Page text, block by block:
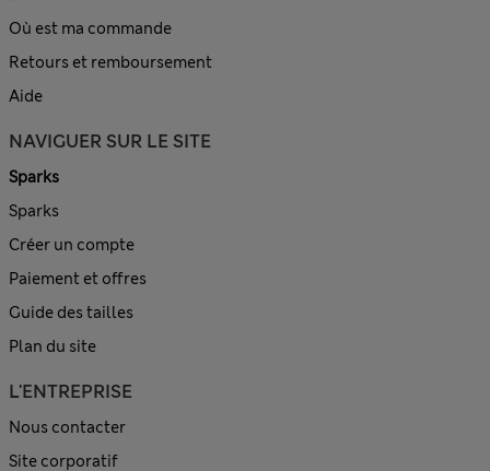
Où est ma commande
Retours et remboursement
Aide
NAVIGUER SUR LE SITE
Sparks
Sparks
Créer un compte
Paiement et offres
Guide des tailles
Plan du site
L'ENTREPRISE
Nous contacter
Site corporatif